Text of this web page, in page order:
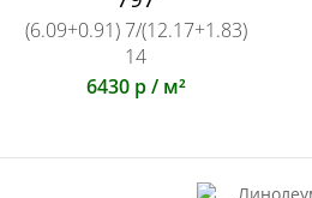
(6.09+0.91) 7/(12.17+1.83)
14
6430 р / м²